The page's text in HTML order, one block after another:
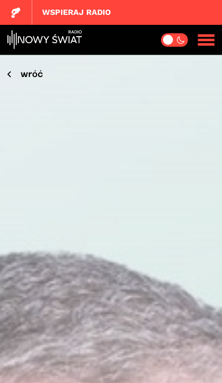
WSPIERAJ RADIO
wróć